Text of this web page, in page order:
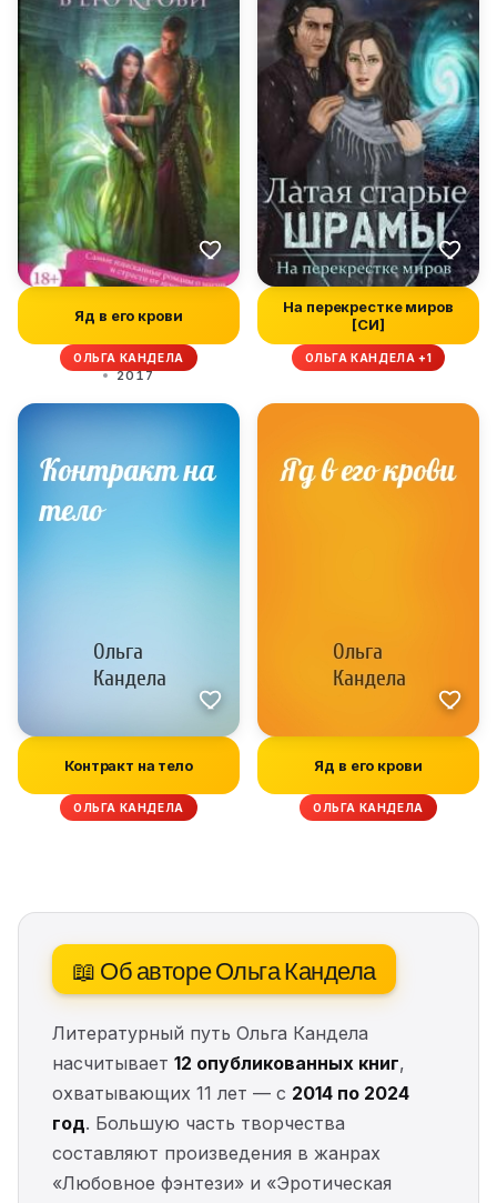
Яд в его крови
ОЛЬГА КАНДЕЛА
2017
На перекрестке миров
[СИ]
ОЛЬГА КАНДЕЛА +1
Контракт на тело
ОЛЬГА КАНДЕЛА
Яд в его крови
ОЛЬГА КАНДЕЛА
📖 Об авторе Ольга Кандела
Литературный путь Ольга Кандела
насчитывает 12 опубликованных книг,
охватывающих 11 лет — с 2014 по 2024
год. Большую часть творчества
составляют произведения в жанрах
«Любовное фэнтези» и «Эротическая